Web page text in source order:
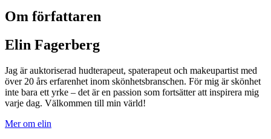
Om författaren
Elin Fagerberg
Jag är auktoriserad hudterapeut, spaterapeut och makeupartist med
över 20 års erfarenhet inom skönhetsbranschen. För mig är skönhet
inte bara ett yrke – det är en passion som fortsätter att inspirera mig
varje dag. Välkommen till min värld!
Mer om elin